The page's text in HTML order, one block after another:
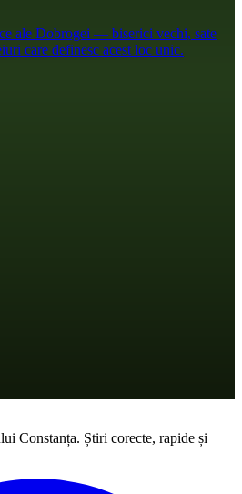
ale Dobrogei — biserici vechi, sate
care definesc acest loc unic.
Constanța. Știri corecte, rapide și